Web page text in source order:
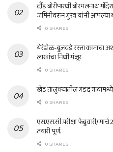
दौंड बोरीपारधी बोरमलनाथ
जमिनीवरून गुरव यांनी आपल्या
0 SHARES
येरंडोळ-बुजवडे रस्ता कामाचा
लाखांचा निधी मंजूर
0 SHARES
खेड तालुक्यातील गडद गावामध्ये
0 SHARES
एस.एस.सी.परीक्षा फेब्रुवारी/
तयारी पूर्ण.
0 SHARES